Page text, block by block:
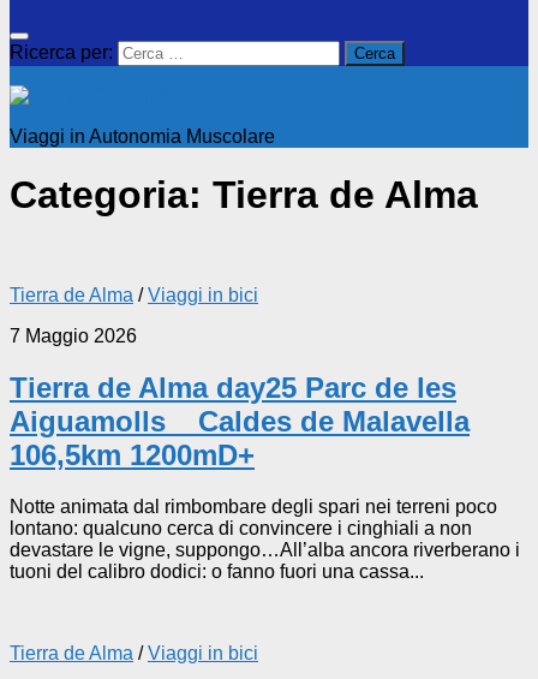
Ricerca per:
Viaggi in Autonomia Muscolare
Categoria: Tierra de Alma
Tierra de Alma /Viaggi in bici
7 Maggio 2026
Tierra de Alma day25 Parc de les
Aiguamolls _ Caldes de Malavella
106,5km 1200mD+
Notte animata dal rimbombare degli spari nei terreni poco
lontano: qualcuno cerca di convincere i cinghiali a non
devastare le vigne, suppongo…All’alba ancora riverberano i
tuoni del calibro dodici: o fanno fuori una cassa...
Tierra de Alma /Viaggi in bici